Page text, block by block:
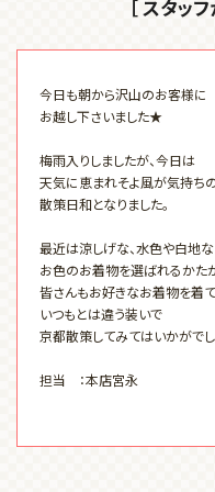
［ スタッ
今日も朝から沢山のお客様に
お越し下さいました★
梅雨入りしましたが、今日は
天気に恵まれそよ風が気持ち
散策日和となりました。
最近は涼しげな、水色や白地
お色のお着物を選ばれるかた
皆さんもお好きなお着物を着て
いつもとは違う装いで
京都散策してみてはいかがでし
担当 ：本店宮永